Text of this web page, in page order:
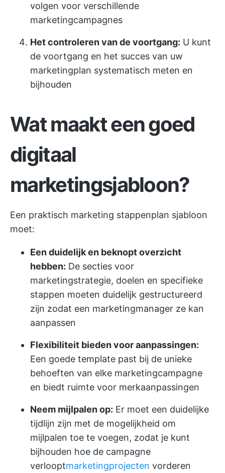
volgen voor verschillende
marketingcampagnes
Het controleren van de voortgang: U kunt
de voortgang en het succes van uw
marketingplan systematisch meten en
bijhouden
Wat maakt een goed
digitaal
marketingsjabloon?
Een praktisch marketing stappenplan sjabloon
moet:
Een duidelijk en beknopt overzicht
hebben: De secties voor
marketingstrategie, doelen en specifieke
stappen moeten duidelijk gestructureerd
zijn zodat een marketingmanager ze kan
aanpassen
Flexibiliteit bieden voor aanpassingen:
Een goede template past bij de unieke
behoeften van elke marketingcampagne
en biedt ruimte voor merkaanpassingen
Neem mijlpalen op: Er moet een duidelijke
tijdlijn zijn met de mogelijkheid om
mijlpalen toe te voegen, zodat je kunt
bijhouden hoe de campagne
verlooptmarketingprojecten vorderen